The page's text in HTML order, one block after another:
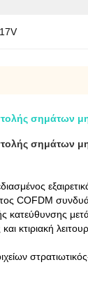
σημάτων
σημάτων
COFDM
κατεύθυνσης
κτιριακή